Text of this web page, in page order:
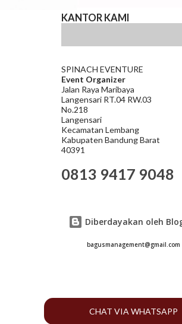
KANTOR KAMI
SPINACH EVENTURE
Event Organizer
Jalan Raya Maribaya
Langensari RT.04 RW.03
No.218
Langensari
Kecamatan Lembang
Kabupaten Bandung Barat
40391
0813 9417 9048
CHAT VIA WHATSAPP
Diberdayakan oleh
bagusmanagement@gmail.com